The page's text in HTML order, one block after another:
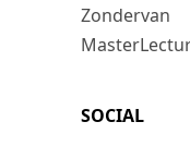
Zondervan
SOCIAL